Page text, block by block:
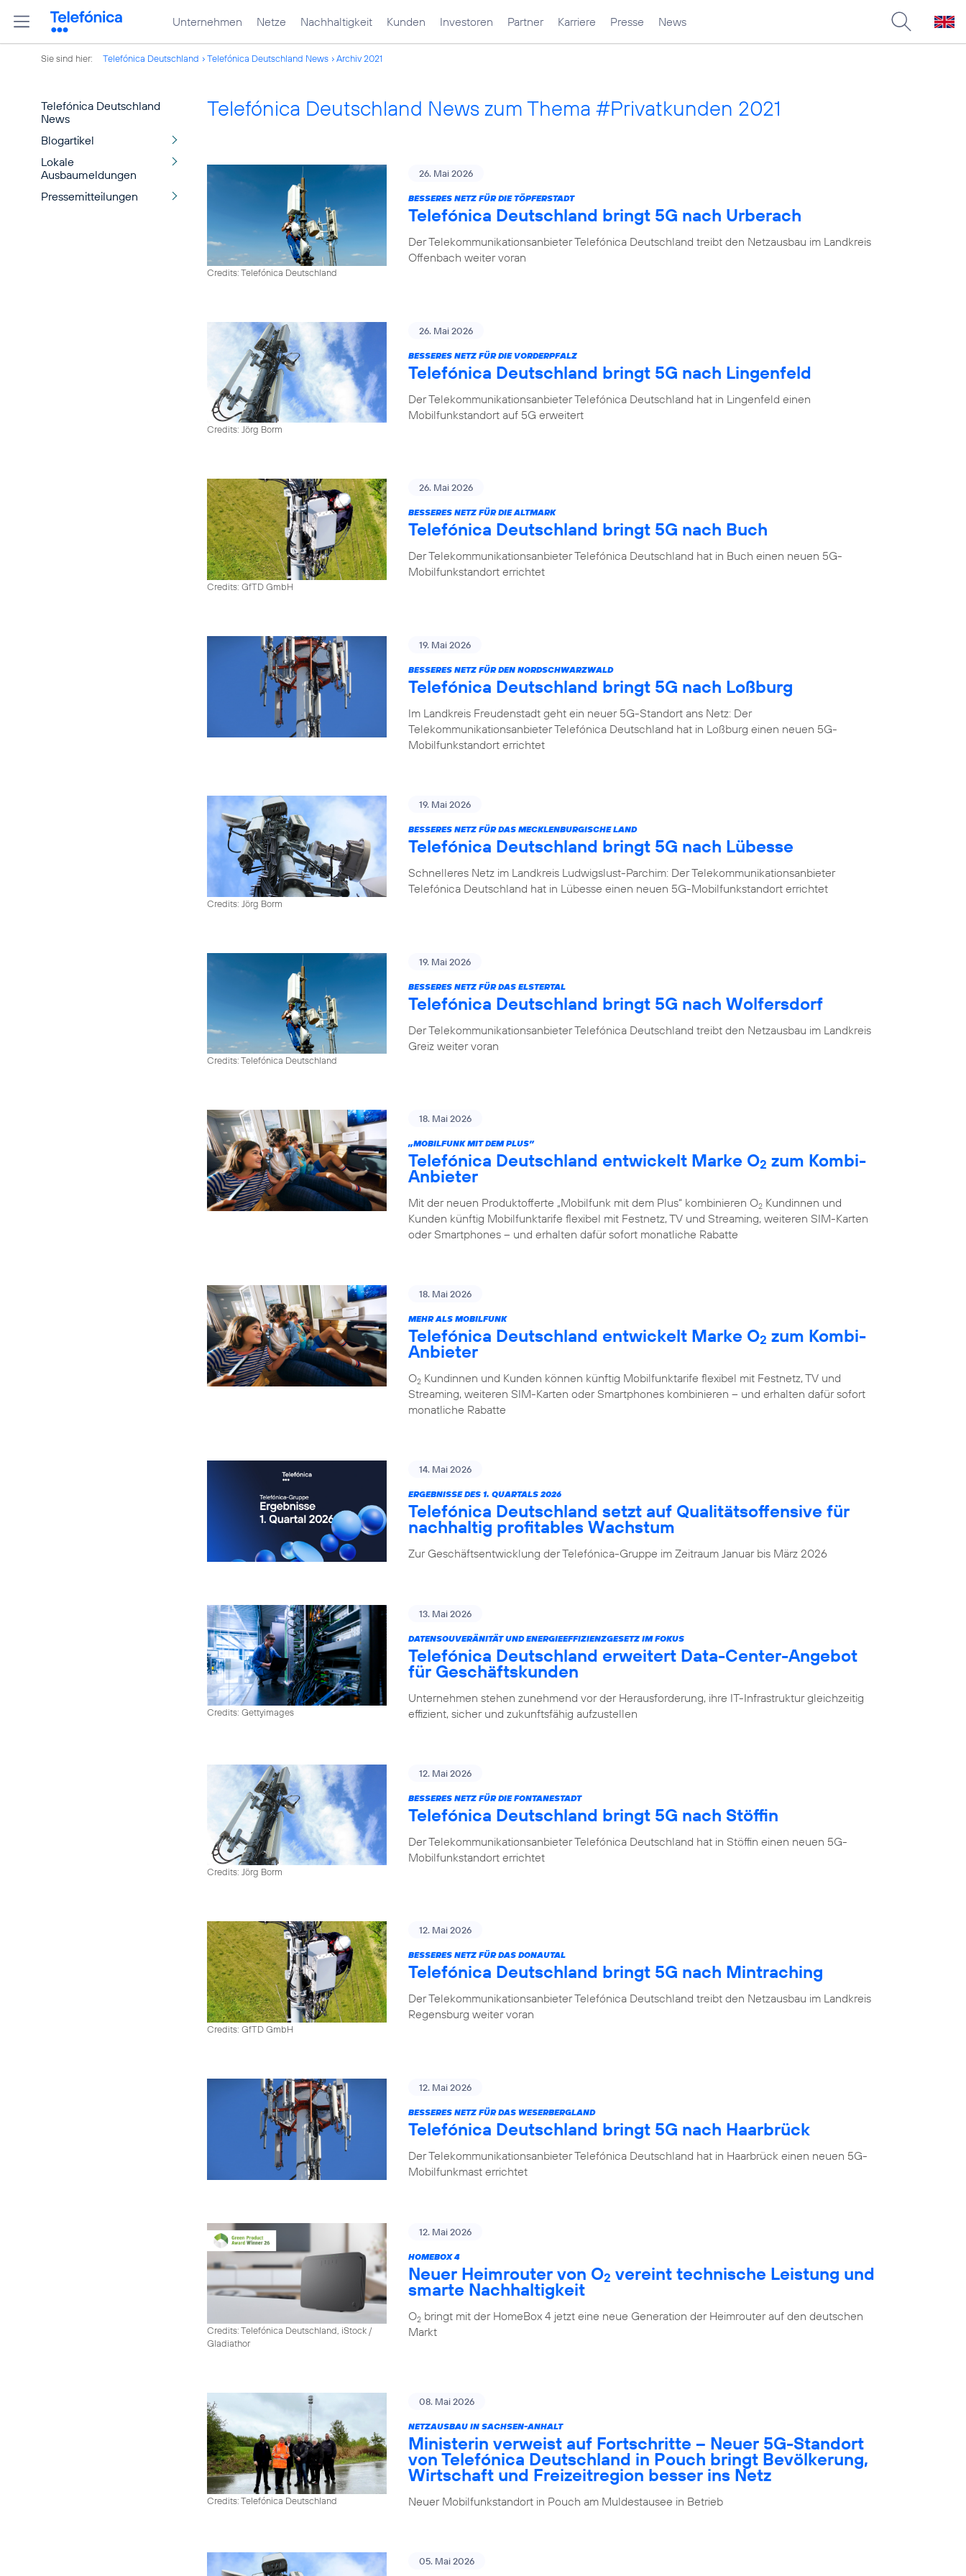
Unternehmen Netze Nachhaltigkeit Kunden Investoren Partner Karriere Presse News
Sie sind hier: Telefónica Deutschland Telefónica Deutschland News Archiv 2021
Telefónica Deutschland
News
Blogartikel
Lokale
Ausbaumeldungen
Pressemitteilungen
Telefónica Deutschland News zum Thema #Privatkunden 2021
Credits: Telefónica Deutschland
26. Mai 2026
BESSERES NETZ FÜR DIE TÖPFERSTADT
Telefónica Deutschland bringt 5G nach Urberach
Der Telekommunikationsanbieter Telefónica Deutschland treibt den Netzausbau im Landkreis
Offenbach weiter voran
Credits: Jörg Borm
26. Mai 2026
BESSERES NETZ FÜR DIE VORDERPFALZ
Telefónica Deutschland bringt 5G nach Lingenfeld
Der Telekommunikationsanbieter Telefónica Deutschland hat in Lingenfeld einen
Mobilfunkstandort auf 5G erweitert
Credits: GfTD GmbH
26. Mai 2026
BESSERES NETZ FÜR DIE ALTMARK
Telefónica Deutschland bringt 5G nach Buch
Der Telekommunikationsanbieter Telefónica Deutschland hat in Buch einen neuen 5G-
Mobilfunkstandort errichtet
19. Mai 2026
BESSERES NETZ FÜR DEN NORDSCHWARZWALD
Telefónica Deutschland bringt 5G nach Loßburg
Im Landkreis Freudenstadt geht ein neuer 5G-Standort ans Netz: Der
Telekommunikationsanbieter Telefónica Deutschland hat in Loßburg einen neuen 5G-
Mobilfunkstandort errichtet
Credits: Jörg Borm
19. Mai 2026
BESSERES NETZ FÜR DAS MECKLENBURGISCHE LAND
Telefónica Deutschland bringt 5G nach Lübesse
Schnelleres Netz im Landkreis Ludwigslust-Parchim: Der Telekommunikationsanbieter
Telefónica Deutschland hat in Lübesse einen neuen 5G-Mobilfunkstandort errichtet
Credits: Telefónica Deutschland
19. Mai 2026
BESSERES NETZ FÜR DAS ELSTERTAL
Telefónica Deutschland bringt 5G nach Wolfersdorf
Der Telekommunikationsanbieter Telefónica Deutschland treibt den Netzausbau im Landkreis
Greiz weiter voran
18. Mai 2026
„MOBILFUNK MIT DEM PLUS”
Telefónica Deutschland entwickelt Marke O2 zum Kombi-
Anbieter
Mit der neuen Produktofferte „Mobilfunk mit dem Plus“ kombinieren O2 Kundinnen und
Kunden künftig Mobilfunktarife flexibel mit Festnetz, TV und Streaming, weiteren SIM-Karten
oder Smartphones – und erhalten dafür sofort monatliche Rabatte
18. Mai 2026
MEHR ALS MOBILFUNK
Telefónica Deutschland entwickelt Marke O2 zum Kombi-
Anbieter
O2 Kundinnen und Kunden können künftig Mobilfunktarife flexibel mit Festnetz, TV und
Streaming, weiteren SIM-Karten oder Smartphones kombinieren – und erhalten dafür sofort
monatliche Rabatte
14. Mai 2026
ERGEBNISSE DES 1. QUARTALS 2026
Telefónica Deutschland setzt auf Qualitätsoffensive für
nachhaltig profitables Wachstum
Zur Geschäftsentwicklung der Telefónica-Gruppe im Zeitraum Januar bis März 2026
Credits: Gettyimages
13. Mai 2026
DATENSOUVERÄNITÄT UND ENERGIEEFFIZIENZGESETZ IM FOKUS
Telefónica Deutschland erweitert Data-Center-Angebot
für Geschäftskunden
Unternehmen stehen zunehmend vor der Herausforderung, ihre IT-Infrastruktur gleichzeitig
effizient, sicher und zukunftsfähig aufzustellen
Credits: Jörg Borm
12. Mai 2026
BESSERES NETZ FÜR DIE FONTANESTADT
Telefónica Deutschland bringt 5G nach Stöffin
Der Telekommunikationsanbieter Telefónica Deutschland hat in Stöffin einen neuen 5G-
Mobilfunkstandort errichtet
Credits: GfTD GmbH
12. Mai 2026
BESSERES NETZ FÜR DAS DONAUTAL
Telefónica Deutschland bringt 5G nach Mintraching
Der Telekommunikationsanbieter Telefónica Deutschland treibt den Netzausbau im Landkreis
Regensburg weiter voran
12. Mai 2026
BESSERES NETZ FÜR DAS WESERBERGLAND
Telefónica Deutschland bringt 5G nach Haarbrück
Der Telekommunikationsanbieter Telefónica Deutschland hat in Haarbrück einen neuen 5G-
Mobilfunkmast errichtet
Credits: Telefónica Deutschland, iStock /
Gladiathor
12. Mai 2026
HOMEBOX 4
Neuer Heimrouter von O2 vereint technische Leistung und
smarte Nachhaltigkeit
O2 bringt mit der HomeBox 4 jetzt eine neue Generation der Heimrouter auf den deutschen
Markt
Credits: Telefónica Deutschland
08. Mai 2026
NETZAUSBAU IN SACHSEN-ANHALT
Ministerin verweist auf Fortschritte – Neuer 5G-Standort
von Telefónica Deutschland in Pouch bringt Bevölkerung,
Wirtschaft und Freizeitregion besser ins Netz
Neuer Mobilfunkstandort in Pouch am Muldestausee in Betrieb
05. Mai 2026